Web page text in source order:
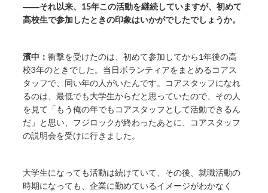
――それ以来、15年この活動を継続していますが、初めて
高校生で参加したときの印象はいかがでしたでしょうか。
濱中：衝撃を受けたのは、初めて参加してから1年後の高
校3年のときでした。当日ボランティアをまとめるコアス
タッフで、同い年の人がいたんです。コアスタッフになれ
るのは、最低でも大学生からだと思っていたので、その人
を見て「もう俺の年でもコアスタッフとして活動できるん
だ」と思い、フジロックが終わったあとに、コアスタッフ
の説明会を受けに行きました。
大学生になっても活動は続けていて、その後、就職活動の
時期になっても、企業に勤めているイメージがわかなく